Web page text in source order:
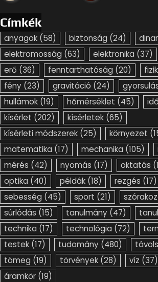
Címkék
anyagok (58) biztonság (24)
elektromosság (63) elektronika (37)
erő (36) fenntarthatóság (20)
fény (23) gravitáció (24)
hullámok (19) hőmérséklet (45) idő
kísérlet (202) kísérletek (65)
kísérleti módszerek (25) környezet
matematika (17) mechanika (105)
mérés (42) nyomás (17) oktatás
optika (40) példák (18) rezgés (17)
sebesség (45) sport (21)
súrlódás (15) tanulmány (47)
technika (17) technológia (72)
testek (17) tudomány (480)
tömeg (19) törvények (28) víz (37)
áramkör (19)